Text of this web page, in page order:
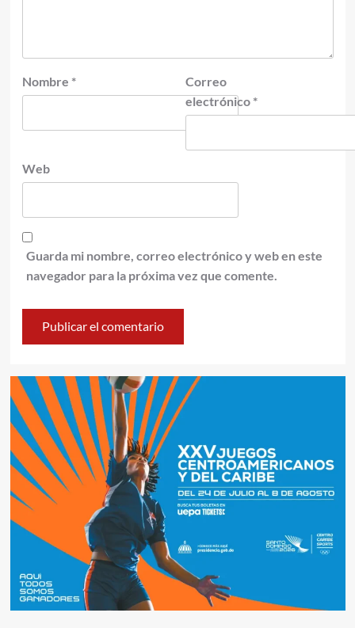
Nombre *
Correo
electrónico *
Web
Guarda mi nombre, correo electrónico y web en este
navegador para la próxima vez que comente.